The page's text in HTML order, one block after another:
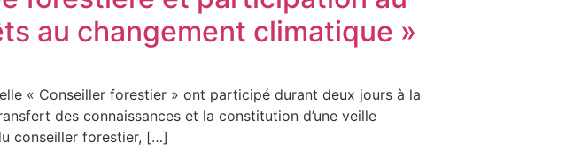
au changement climatique »
« Conseiller forestier » ont participé durant deux jours à la
des connaissances et la constitution d’une veille
conseiller forestier, […]